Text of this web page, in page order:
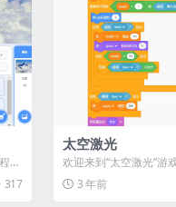
317
太空激光
欢迎来到“太空激光”游
中，你将扮演太空战士
3 年前